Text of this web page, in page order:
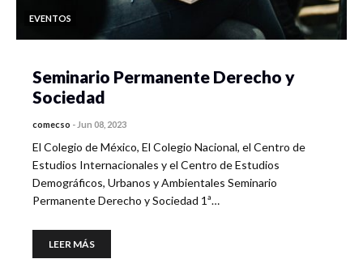
EVENTOS
Seminario Permanente Derecho y
Sociedad
comecso - Jun 08, 2023
El Colegio de México, El Colegio Nacional, el Centro de
Estudios Internacionales y el Centro de Estudios
Demográficos, Urbanos y Ambientales Seminario
Permanente Derecho y Sociedad 1ª…
LEER MÁS